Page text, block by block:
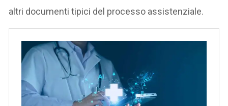
altri documenti tipici del processo assistenziale.